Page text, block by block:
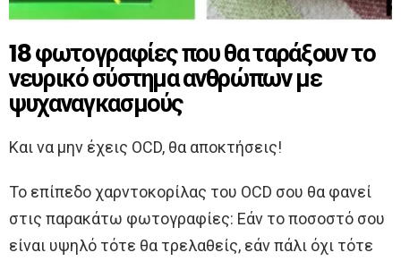
18 φωτογραφίες που θα ταράξουν το
νευρικό σύστημα ανθρώπων με
ψυχαναγκασμούς
Και να μην έχεις OCD, θα αποκτήσεις!
Το επίπεδο χαρντοκορίλας του OCD σου θα φανεί
στις παρακάτω φωτογραφίες: Εάν το ποσοστό σου
είναι υψηλό τότε θα τρελαθείς, εάν πάλι όχι τότε